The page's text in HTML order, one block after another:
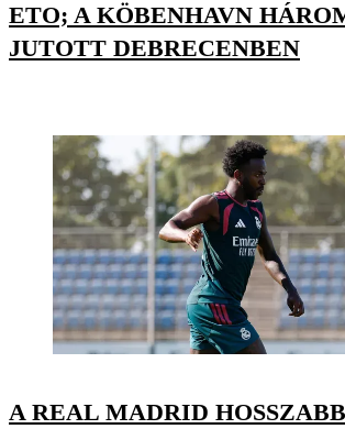
ETO; A KÖBENHAVN
JUTOTT DEBRECENBEN
A REAL MADRID